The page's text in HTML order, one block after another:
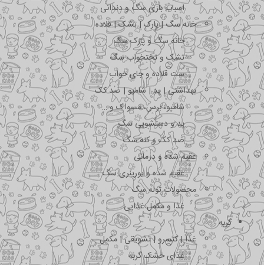
اسباب بازی سگ و دندانی
خانه سگ | پارک | تشک | قلاده
خانه سگ و پارک سگ
تشک و تختخواب سگ
ست قلاده و جای خواب
بهداشتی | پد | شامپو | ضد کک
شامپو، برس، مسواک و …
پد و دستشویی سگ
ضد کک و کنه سگ
عقیم شده و درمانی
عقیم شده و یورینری سگ
محصولات توله سگ
غذا و مکمل غذایی
گربه
غذا | کنسرو | تشویقی | مکمل
غذای خشک گربه